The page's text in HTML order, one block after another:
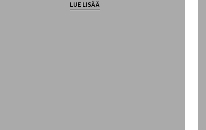
LUE LISÄÄ